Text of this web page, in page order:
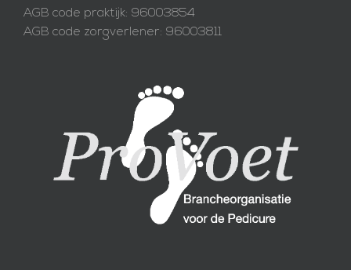
AGB code praktijk: 96003854
AGB code zorgverlener: 96003811